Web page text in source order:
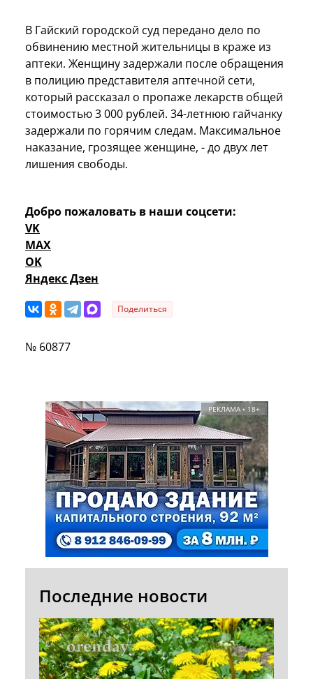
В Гайский городской суд передано дело по
обвинению местной жительницы в краже из
аптеки. Женщину задержали после обращения
в полицию представителя аптечной сети,
который рассказал о пропаже лекарств общей
стоимостью 3 000 рублей. 34-летнюю гайчанку
задержали по горячим следам. Максимальное
наказание, грозящее женщине, - до двух лет
лишения свободы.
Добро пожаловать в наши соцсети:
VK
MAX
OK
Яндекс Дзен
Поделиться
№ 60877
РЕКЛАМА • 18+
Последние новости